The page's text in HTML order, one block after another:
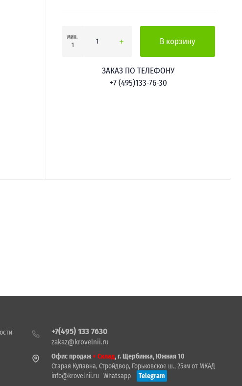
мин.
1
В корзину
ЗАКАЗ ПО ТЕЛЕФОНУ
+7 (495)133-76-30
+7(495) 133 7630
zakaz@krovelnii.ru
Офис продаж+ Склад, г. Щербинка, Южная 10
Старая Купавна, Стройдвор, Горьковское ш., 25км от МКАД
info@krovelnii.ru
Whatsapp Telegram